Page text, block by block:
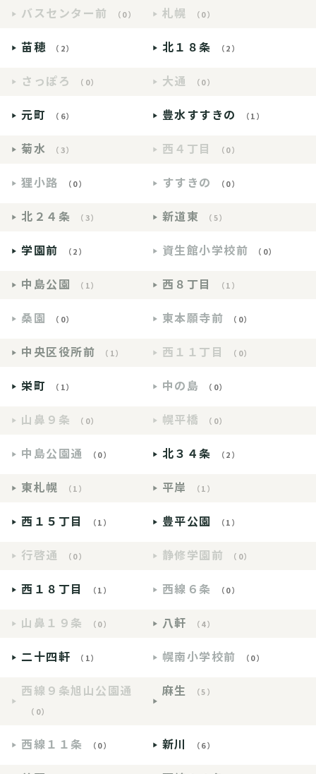
バスセンター前 （0） 札幌 （0）
苗穂 （2） 北１８条 （2）
さっぽろ （0） 大通 （0）
元町 （6） 豊水すすきの （1）
菊水 （3） 西４丁目 （0）
狸小路 （0） すすきの （0）
北２４条 （3） 新道東 （5）
学園前 （2） 資生館小学校前 （0）
中島公園 （1） 西８丁目 （1）
桑園 （0） 東本願寺前 （0）
中央区役所前 （1） 西１１丁目 （0）
栄町 （1） 中の島 （0）
山鼻９条 （0） 幌平橋 （0）
中島公園通 （0） 北３４条 （2）
東札幌 （1） 平岸 （1）
西１５丁目 （1） 豊平公園 （1）
行啓通 （0） 静修学園前 （0）
西１８丁目 （1） 西線６条 （0）
山鼻１９条 （0） 八軒 （4）
二十四軒 （1） 幌南小学校前 （0）
西線９条旭山公園通
（0）
麻生 （5）
西線１１条 （0） 新川 （6）